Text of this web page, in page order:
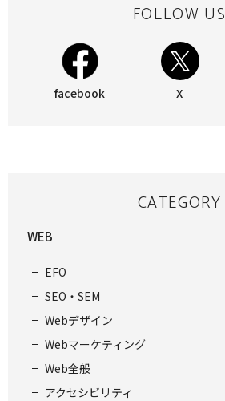
FOLLOW US
facebook X
CATEGORY
WEB
EFO
SEO・SEM
Webデザイン
Webマーケティング
Web全般
アクセシビリティ